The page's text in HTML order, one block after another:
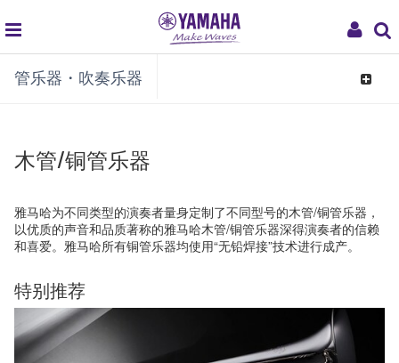
My
global
navigation
管乐器・吹奏乐器
Toggle
木管/铜管乐器
雅马哈为不同类型的演奏者量身定制了不同型号的木管/铜管乐器，
以优质的声音和品质著称的雅马哈木管/铜管乐器深得演奏者的信赖
和喜爱。雅马哈所有铜管乐器均使用“无铅焊接”技术进行成产。
特别推荐